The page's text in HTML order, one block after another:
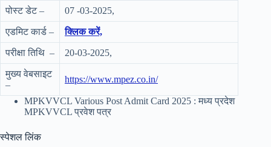
पोस्ट डेट – 07 -03-2025,
एडमिट कार्ड – क्लिक करें,
परीक्षा तिथि – 20-03-2025,
मुख्य वेबसाइट
–
https://www.mpez.co.in/
MPKVVCL Various Post Admit Card 2025 : मध्य प्रदेश
MPKVVCL प्रवेश पत्र
स्पेशल लिंक